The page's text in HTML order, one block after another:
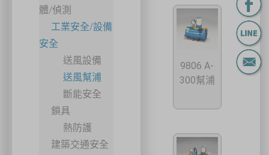
體/偵測
工業安全/設備
安全
送風設備
送風幫浦
斷能安全
鎖具
熱防護
建築交通安全
9806 A-
300幫浦